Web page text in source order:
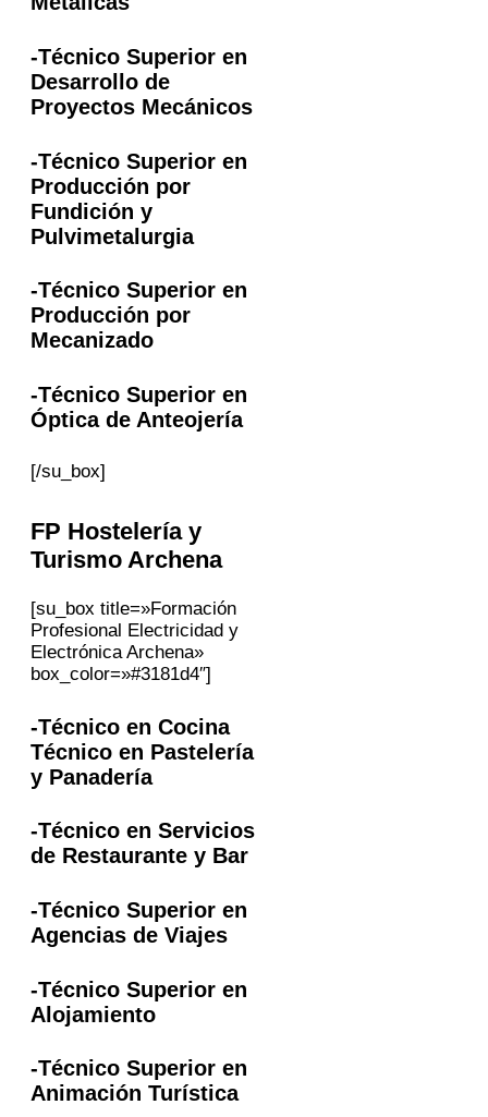
-Técnico Superior en
Desarrollo de
Proyectos Mecánicos
-Técnico Superior en
Producción por
Fundición y
Pulvimetalurgia
-Técnico Superior en
Producción por
Mecanizado
-Técnico Superior en
Óptica de Anteojería
[/su_box]
FP Hostelería y
Turismo Archena
[su_box title=»Formación
Profesional Electricidad y
Electrónica Archena»
box_color=»#3181d4″]
-Técnico en Cocina
Técnico en Pastelería
y Panadería
-Técnico en Servicios
de Restaurante y Bar
-Técnico Superior en
Agencias de Viajes
-Técnico Superior en
Alojamiento
-Técnico Superior en
Animación Turística